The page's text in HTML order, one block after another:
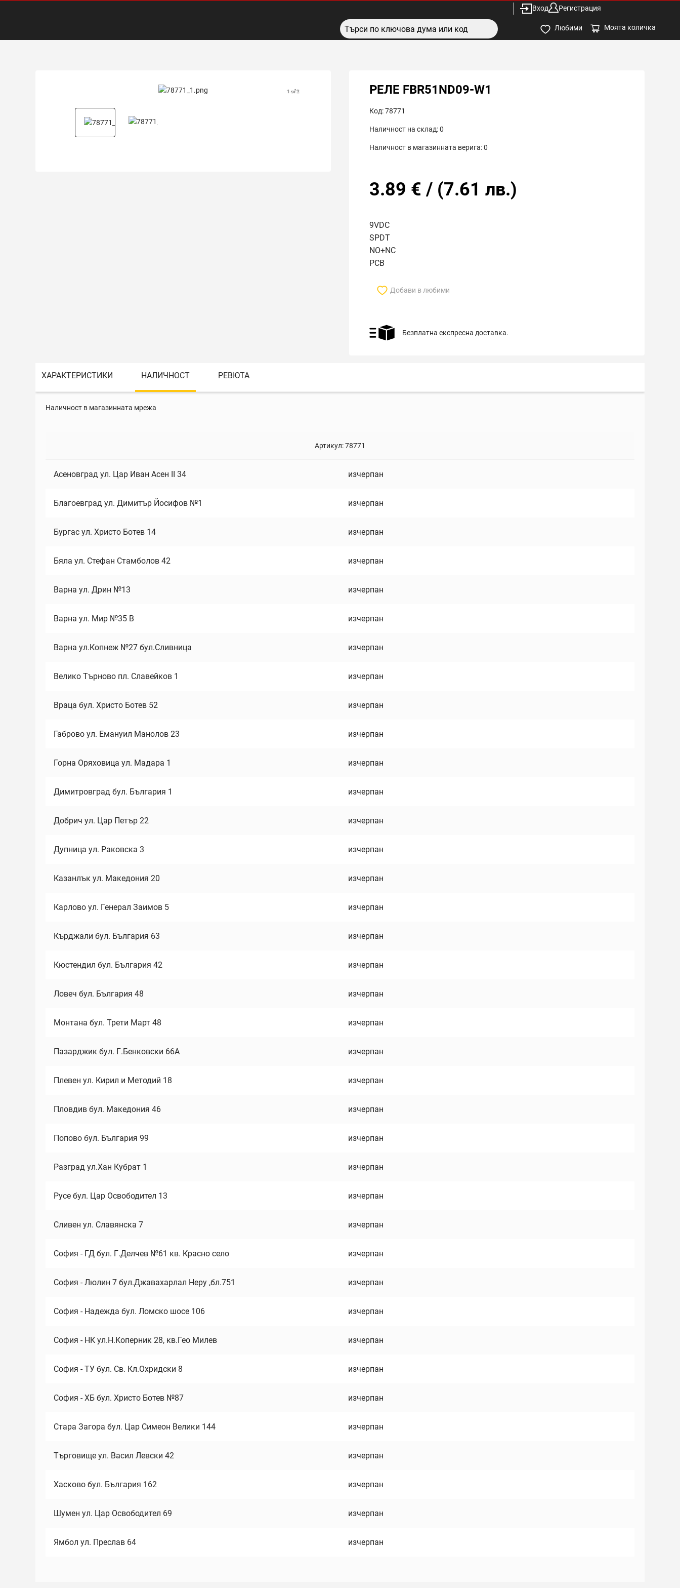
Вход Регистрация
Любими Моята количка
1 of 2 РЕЛЕ FBR51ND09-W1
Код:78771
Наличност на склад:0
Наличност в магазинната верига:0
3.89 € / (7.61 лв.)
9VDC
SPDT
NO+NC
PCB
Добави в любими
Безплатна експресна доставка.
ХАРАКТЕРИСТИКИ НАЛИЧНОСТ РЕВЮТА
Наличност в магазинната мрежа
Артикул:78771
Асеновград ул. Цар Иван Асен II 34 изчерпан
Благоевград ул. Димитър Йосифов №1 изчерпан
Бургас ул. Христо Ботев 14 изчерпан
Бяла ул. Стефан Стамболов 42 изчерпан
Варна ул. Дрин №13 изчерпан
Варна ул. Мир №35 В изчерпан
Варна ул.Копнеж №27 бул.Сливница изчерпан
Велико Търново пл. Славейков 1 изчерпан
Враца бул. Христо Ботев 52 изчерпан
Габрово ул. Емануил Манолов 23 изчерпан
Горна Оряховица ул. Мадара 1 изчерпан
Димитровград бул. България 1 изчерпан
Добрич ул. Цар Петър 22 изчерпан
Дупница ул. Раковска 3 изчерпан
Казанлък ул. Македония 20 изчерпан
Карлово ул. Генерал Заимов 5 изчерпан
Кърджали бул. България 63 изчерпан
Кюстендил бул. България 42 изчерпан
Ловеч бул. България 48 изчерпан
Монтана бул. Трети Март 48 изчерпан
Пазарджик бул. Г.Бенковски 66А изчерпан
Плевен ул. Кирил и Методий 18 изчерпан
Пловдив бул. Македония 46 изчерпан
Попово бул. България 99 изчерпан
Разград ул.Хан Кубрат 1 изчерпан
Русе бул. Цар Освободител 13 изчерпан
Сливен ул. Славянска 7 изчерпан
София - ГД бул. Г.Делчев №61 кв. Красно село изчерпан
София - Люлин 7 бул.Джавахарлал Неру ,бл.751 изчерпан
София - Надежда бул. Ломско шосе 106 изчерпан
София - НК ул.Н.Коперник 28, кв.Гео Милев изчерпан
София - ТУ бул. Св. Кл.Охридски 8 изчерпан
София - ХБ бул. Христо Ботев №87 изчерпан
Стара Загора бул. Цар Симеон Велики 144 изчерпан
Търговище ул. Васил Левски 42 изчерпан
Хасково бул. България 162 изчерпан
Шумен ул. Цар Освободител 69 изчерпан
Ямбол ул. Преслав 64 изчерпан